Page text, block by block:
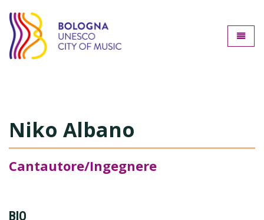
Niko Albano
Cantautore/Ingegnere
BIO